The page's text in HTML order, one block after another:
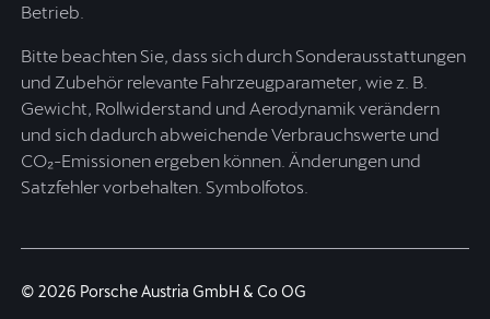
Betrieb.
Bitte beachten Sie, dass sich durch Sonderausstattungen
und Zubehör relevante Fahrzeugparameter, wie z. B.
Gewicht, Rollwiderstand und Aerodynamik verändern
und sich dadurch abweichende Verbrauchswerte und
CO₂-Emissionen ergeben können. Änderungen und
Satzfehler vorbehalten. Symbolfotos.
© 2026 Porsche Austria GmbH & Co OG